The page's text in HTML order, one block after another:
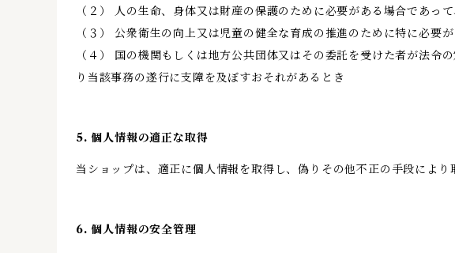
（２） 人の生命、身体又は財産の保護のために必要がある場合であっ
（３） 公衆衛生の向上又は児童の健全な育成の推進のために特に必要
（４） 国の機関もしくは地方公共団体又はその委託を受けた者が法
り当該事務の遂行に支障を及ぼすおそれがあるとき
5. 個人情報の適正な取得
当ショップは、適正に個人情報を取得し、偽りその他不正の手段により
6. 個人情報の安全管理